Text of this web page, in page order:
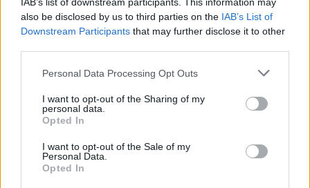
also be disclosed by us to third parties on the IAB’s List of
Downstream Participants that may further disclose it to other
Personal Data Processing Opt Outs
I want to opt-out of the Sharing of my
personal data.
Opted In
I want to opt-out of the Sale of my
Personal Data.
Opted In
Paroles + Traduction Téléchargement
Vidéos
Commentaires
Dire «merci» pour cette traduction Corriger une erreur